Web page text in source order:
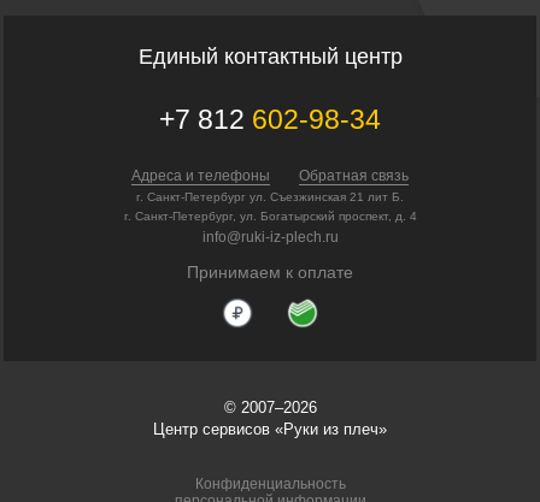
Единый контактный центр
+7 812 602-98-34
Адреса и телефоны Обратная связь
г. Санкт-Петербург ул. Съезжинская 21 лит Б.
г. Санкт-Петербург, ул. Богатырский проспект, д. 4
info@ruki-iz-plech.ru
Принимаем к оплате
© 2007–2026
Центр сервисов «Руки из плеч»
Конфиденциальность